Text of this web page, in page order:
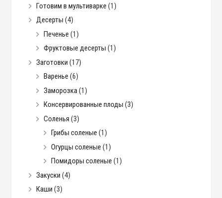
Готовим в мультиварке (1)
Десерты (4)
Печенье (1)
Фруктовые десерты (1)
Заготовки (17)
Варенье (6)
Заморозка(1)
Консервированные плоды (3)
Соленья (3)
Грибы соленые (1)
Огурцы соленые (1)
Помидоры соленые (1)
Закуски (4)
Каши (3)